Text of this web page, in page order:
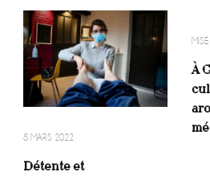
8 MARS 2022
Détente et
À